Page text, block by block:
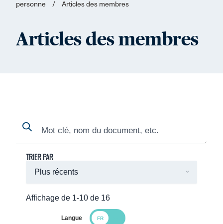
personne
/ Articles des membres
Articles des membres
Search
Search
Affichage de 1-10 de 16
TRIER PAR
Langue